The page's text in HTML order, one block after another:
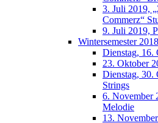
3. Juli 2019,
Commerz“
9. Juli 2019,
Wintersemester
Dienstag, 16.
23. Oktober
Dienstag, 30.
Strings
6. November
Melodie
13.